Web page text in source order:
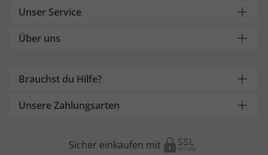
Unser Service
Über uns
Brauchst du Hilfe?
Unsere Zahlungsarten
Sicher einkaufen mit